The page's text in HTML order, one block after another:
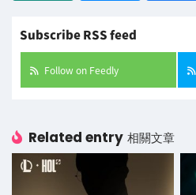
Subscribe RSS feed
Follow on Feedly
Related entry 相關文章